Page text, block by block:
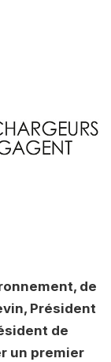
de
Président
de
un premier